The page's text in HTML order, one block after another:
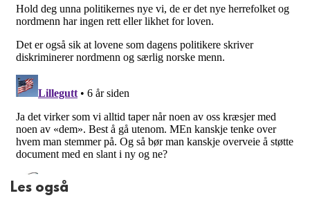
Les også